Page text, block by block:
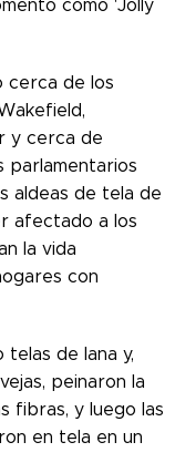
como 'Jolly
cerca de los
y cerca de
aldeas de tela de
afectado a los
la vida
con
telas de lana y,
peinaron la
fibras, y luego las
en tela en un